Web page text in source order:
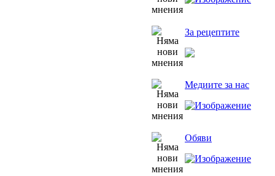
За рецептите
Медиите за нас
Обяви